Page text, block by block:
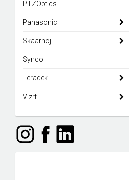
PTZOptics
Panasonic
Skaarhoj
Synco
Teradek
Vizrt